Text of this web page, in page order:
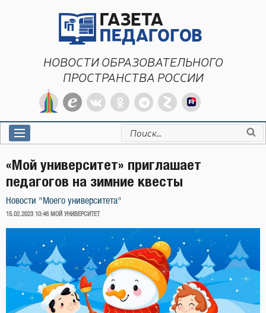
НОВОСТИ ОБРАЗОВАТЕЛЬНОГО
ПРОСТРАНСТВА РОССИИ
Искать:
«Мой университет» приглашает
педагогов на зимние квесты
Новости "Моего университета"
ОПУБЛИКОВАНО
15.02.2023 10:46 МОЙ УНИВЕРСИТЕТ